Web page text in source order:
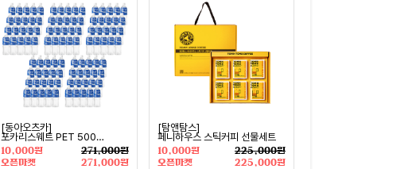
[동아오츠카]
포카리스웨트 PET 500
(100개)
10,000원
271,000원
오픈마켓
271,000원
[탐앤탐스]
페니하우스 스틱커피 선물세트
10,000원
225,000원
오픈마켓
225,000원